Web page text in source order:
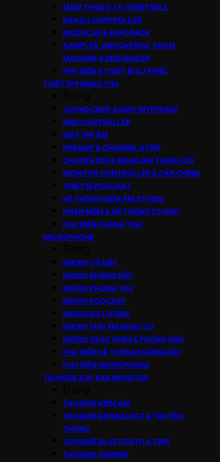
MÂM THAN DJ & TURNTABLE
BÀN DJ CONTROLLER
MODULAR & EURORACK
SAMPLER, GROOVEBOX, DRUM
MACHINE & SEQUENCER
PHỤ KIỆN & THIẾT BỊ DJ KHÁC
THIẾT BỊ PHÒNG THU
SOUNDCARD AUDIO INTERFACE
MIDI CONTROLLER
MÁY GHI ÂM
PREAMP & CHANNEL STRIP
CHUYỂN ĐỔI & MẠNG ÂM THANH SỐ
MONITOR CONTROLLER & CÂN CHỈNH
THIẾT BỊ PODCAST
HỆ THỐNG KIỂM ÂM STUDIO
PHẦN MỀM & HỆ THỐNG STUDIO
PHỤ KIỆN PHÒNG THU
MICROPHONE
MICRO CÓ DÂY
MICRO KHÔNG DÂY
MICRO PHÒNG THU
MICRO PODCAST
MICRO ĐO LƯỜNG
MICRO THU ÂM NHẠC CỤ
MICRO QUAY PHIM & PHỎNG VẤN
PHỤ KIỆN HỆ THỐNG KHÔNG DÂY
PHỤ KIỆN MICROPHONE
TAI NGHE & IN-EAR MONITOR
TAI NGHE KIỂM ÂM
TAI NGHE BROADCAST & TRUYỀN
THÔNG
TAI NGHE BLUETOOTH & TWS
TAI NGHE GAMING